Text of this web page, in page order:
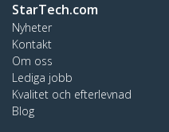
StarTech.com
Nyheter
Kontakt
Om oss
Lediga jobb
Kvalitet och efterlevnad
Blog